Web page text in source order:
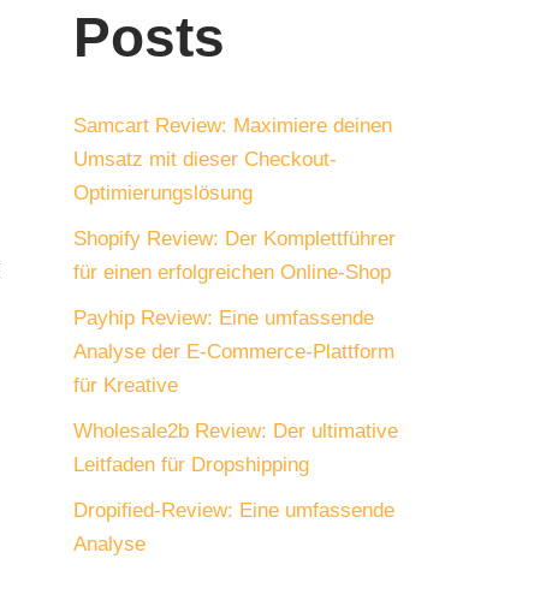
Posts
Samcart Review: Maximiere deinen
Umsatz mit dieser Checkout-
Optimierungslösung
Shopify Review: Der Komplettführer
für einen erfolgreichen Online-Shop
Payhip Review: Eine umfassende
Analyse der E-Commerce-Plattform
für Kreative
Wholesale2b Review: Der ultimative
Leitfaden für Dropshipping
Dropified-Review: Eine umfassende
Analyse